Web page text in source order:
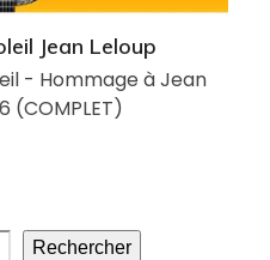
Jean Leloup
- Hommage à Jean
(COMPLET)
Rechercher